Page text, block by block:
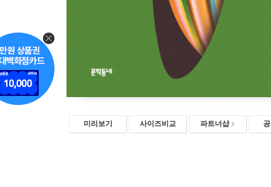
미리보기 사이즈비교 파트너샵